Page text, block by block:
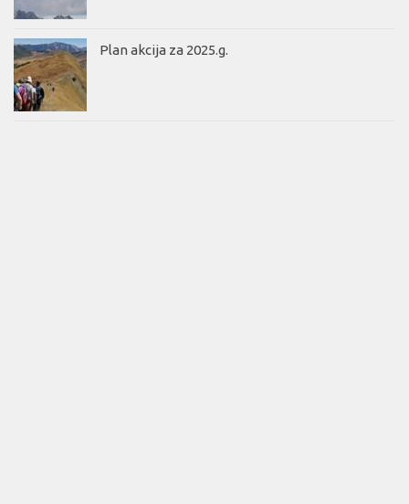
Plan akcija za 2025.g.